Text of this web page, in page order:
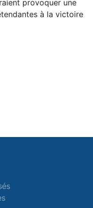
provoquer une
à la victoire